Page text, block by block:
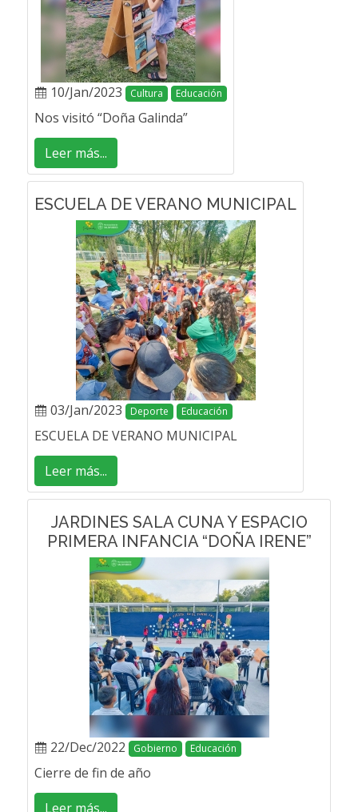
10/Jan/2023 Cultura Educación
Nos visitó “Doña Galinda”
Leer más...
ESCUELA DE VERANO MUNICIPAL
03/Jan/2023 Deporte Educación
ESCUELA DE VERANO MUNICIPAL
Leer más...
JARDINES SALA CUNA Y ESPACIO
PRIMERA INFANCIA “DOÑA IRENE”
22/Dec/2022 Gobierno Educación
Cierre de fin de año
Leer más...